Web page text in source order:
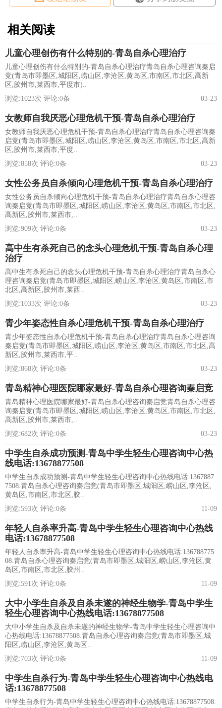
相关阅读
儿童心理创伤有什么特别的-青岛自杀心理治疗
儿童心理创伤有什么特别的-青岛自杀心理治疗青岛自杀心理咨询秦启
竞(青岛市即墨区,城阳区,崂山区,李沧区,黄岛区,市南区,市北区,高新
区,胶州市,莱西市,平度市)..
浏览:1023次 评论:0条 03-23
女教师自我厌恶心理危机干预-青岛自杀心理治疗
女教师自我厌恶心理危机干预-青岛自杀心理治疗青岛自杀心理咨询秦
启竞(青岛市即墨区,城阳区,崂山区,李沧区,黄岛区,市南区,市北区,高新
区,胶州市,莱西市,平度..
浏览:858次 评论:0条 03-23
女性公务员自杀倾向心理危机干预-青岛自杀心理治疗
女性公务员自杀倾向心理危机干预-青岛自杀心理治疗青岛自杀心理咨
询秦启竞(青岛市即墨区,城阳区,崂山区,李沧区,黄岛区,市南区,市北区,
高新区,胶州市,莱西市,..
浏览:909次 评论:0条 03-23
高中生有杀死自己的念头心理危机干预-青岛自杀心理
治疗
高中生有杀死自己的念头心理危机干预-青岛自杀心理治疗青岛自杀心
理咨询秦启竞(青岛市即墨区,城阳区,崂山区,李沧区,黄岛区,市南区,市
北区,高新区,胶州市,莱西..
浏览:1033次 评论:0条 03-23
青少年姿态性自杀心理危机干预-青岛自杀心理治疗
青少年姿态性自杀心理危机干预-青岛自杀心理治疗青岛自杀心理咨询
秦启竞(青岛市即墨区,城阳区,崂山区,李沧区,黄岛区,市南区,市北区,高
新区,胶州市,莱西市,平..
浏览:868次 评论:0条 03-23
青岛精神心理医院哪家最好-青岛自杀心理咨询秦启竞
青岛精神心理医院哪家最好-青岛自杀心理咨询秦启竞青岛自杀心理咨
询秦启竞(青岛市即墨区,城阳区,崂山区,李沧区,黄岛区,市南区,市北区,
高新区,胶州市,莱西市,..
浏览:682次 评论:0条 03-23
中学生自杀成功预测-青岛中学生轻生心理咨询中心热
线电话:13678877508
中学生自杀成功预测-青岛中学生轻生心理咨询中心热线电话:1367887
7508.青岛自杀心理咨询秦启竞(青岛市即墨区,城阳区,崂山区,李沧区,
黄岛区,市南区,市北区,胶..
浏览:593次 评论:0条 11-09
年轻人自杀率升高-青岛中学生轻生心理咨询中心热线
电话:13678877508
年轻人自杀率升高-青岛中学生轻生心理咨询中心热线电话:136788775
08.青岛自杀心理咨询秦启竞(青岛市即墨区,城阳区,崂山区,李沧区,黄
岛区,市南区,市北区,胶州..
浏览:591次 评论:0条 11-09
大中小学生自杀及自杀未遂的神经生物学-青岛中学生
轻生心理咨询中心热线电话:13678877508
大中小学生自杀及自杀未遂的神经生物学-青岛中学生轻生心理咨询中
心热线电话:13678877508.青岛自杀心理咨询秦启竞(青岛市即墨区,城
阳区,崂山区,李沧区,黄岛区..
浏览:703次 评论:0条 11-09
中学生自杀行为-青岛中学生轻生心理咨询中心热线电
话:13678877508
中学生自杀行为-青岛中学生轻生心理咨询中心热线电话:13678877508.